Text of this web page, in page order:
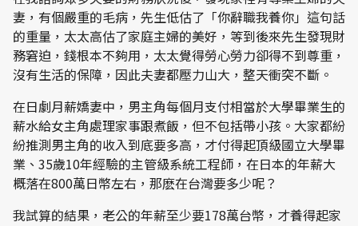
妻，有個嚴重的毛病，先生低估了「你辭職我養你」這句話
的重量，太太高估了家庭主婦的美好，等到後來先生發現財
務窘迫，錢根本不夠用，太太覺得勞心勞力卻得不到尊重，
沒有生活的保障，因此夫妻都壓力山大，整天衝突不斷。
在日劇月薪嬌妻中，男主角每個月支付相當於大學畢業生的
薪水給女主角處理家事跟煮飯，但不包括帶小孩。大家都紛
紛推測男主角的收入到底要多高，才付得起頂級國立大學畢
業、35歲10年經驗的主管級系統工程師，在日本的年薪大
概落在800萬日幣左右，那麽在台灣要多少呢？
我試算的結果，老公的年薪至少要178萬台幣，才養得起家